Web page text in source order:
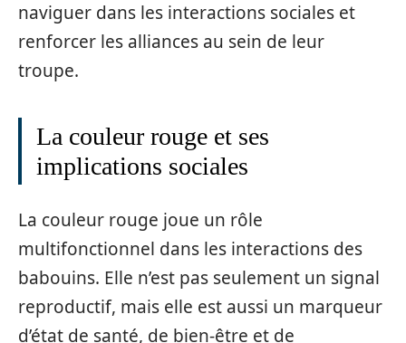
naviguer dans les interactions sociales et
renforcer les alliances au sein de leur
troupe.
La couleur rouge et ses
implications sociales
La couleur rouge joue un rôle
multifonctionnel dans les interactions des
babouins. Elle n’est pas seulement un signal
reproductif, mais elle est aussi un marqueur
d’état de santé, de bien-être et de